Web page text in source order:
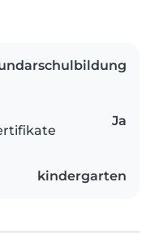
Ja
kindergarten